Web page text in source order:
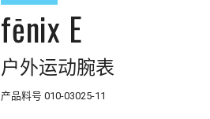
fēnix E
户外运动腕表
产品料号 010-03025-11